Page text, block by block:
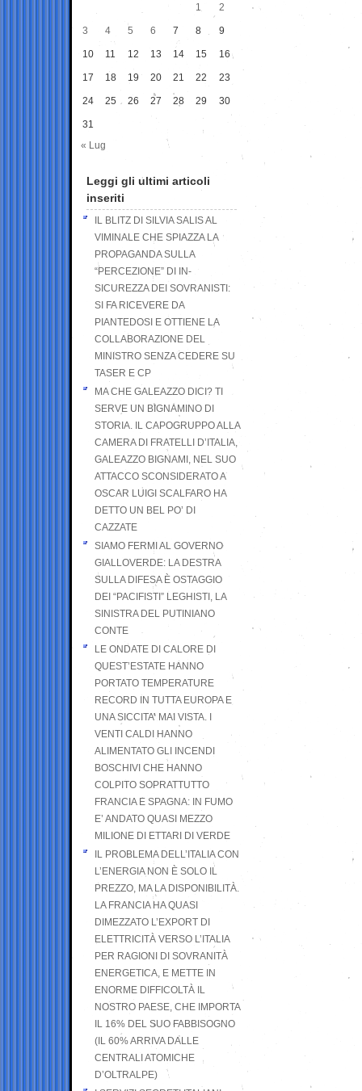
1
2
3 4 5 6 7 8 9
10 11 12 13 14 15 16
17 18 19 20 21 22 23
24 25 26 27 28 29 30
31
« Lug
Leggi gli ultimi articoli
inseriti
IL BLITZ DI SILVIA SALIS AL
VIMINALE CHE SPIAZZA LA
PROPAGANDA SULLA
“PERCEZIONE” DI IN-
SICUREZZA DEI SOVRANISTI:
SI FA RICEVERE DA
PIANTEDOSI E OTTIENE LA
COLLABORAZIONE DEL
MINISTRO SENZA CEDERE SU
TASER E CP
MA CHE GALEAZZO DICI? TI
SERVE UN BIGNAMINO DI
STORIA. IL CAPOGRUPPO ALLA
CAMERA DI FRATELLI D’ITALIA,
GALEAZZO BIGNAMI, NEL SUO
ATTACCO SCONSIDERATO A
OSCAR LUIGI SCALFARO HA
DETTO UN BEL PO’ DI
CAZZATE
SIAMO FERMI AL GOVERNO
GIALLOVERDE: LA DESTRA
SULLA DIFESA È OSTAGGIO
DEI “PACIFISTI” LEGHISTI, LA
SINISTRA DEL PUTINIANO
CONTE
LE ONDATE DI CALORE DI
QUEST’ESTATE HANNO
PORTATO TEMPERATURE
RECORD IN TUTTA EUROPA E
UNA SICCITA’ MAI VISTA. I
VENTI CALDI HANNO
ALIMENTATO GLI INCENDI
BOSCHIVI CHE HANNO
COLPITO SOPRATTUTTO
FRANCIA E SPAGNA: IN FUMO
E’ ANDATO QUASI MEZZO
MILIONE DI ETTARI DI VERDE
IL PROBLEMA DELL’ITALIA CON
L’ENERGIA NON È SOLO IL
PREZZO, MA LA DISPONIBILITÀ.
LA FRANCIA HA QUASI
DIMEZZATO L’EXPORT DI
ELETTRICITÀ VERSO L’ITALIA
PER RAGIONI DI SOVRANITÀ
ENERGETICA, E METTE IN
ENORME DIFFICOLTÀ IL
NOSTRO PAESE, CHE IMPORTA
IL 16% DEL SUO FABBISOGNO
(IL 60% ARRIVA DALLE
CENTRALI ATOMICHE
D’OLTRALPE)